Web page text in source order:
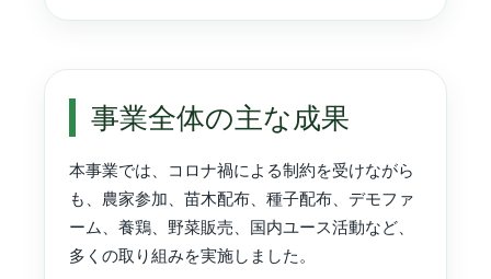
事業全体の主な成果
本事業では、コロナ禍による制約を受けながら
も、農家参加、苗木配布、種子配布、デモファ
ーム、養鶏、野菜販売、国内ユース活動など、
多くの取り組みを実施しました。